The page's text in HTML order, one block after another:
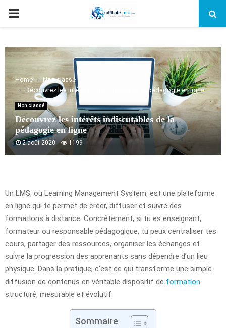
PRIMARY
Home
Non classé
Découvrez les intérêts indiscutables de la pédagogie en ligne
Non classé
Découvrez les intérêts indiscutables de la
pédagogie en ligne
2 août 2020 1199
Un LMS, ou Learning Management System, est une plateforme
en ligne qui te permet de créer, diffuser et suivre des
formations à distance. Concrètement, si tu es enseignant,
formateur ou responsable pédagogique, tu peux centraliser tes
cours, partager des ressources, organiser les échanges et
suivre la progression des apprenants sans dépendre d’un lieu
physique. Dans la pratique, c’est ce qui transforme une simple
diffusion de contenus en véritable dispositif de formation
structuré, mesurable et évolutif.
Sommaire